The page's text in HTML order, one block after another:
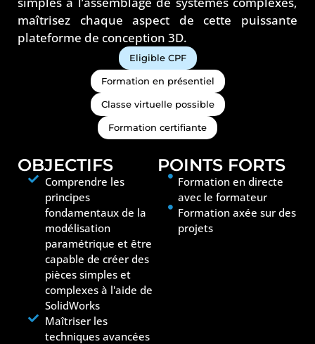
maîtrisez chaque aspect de cette puissante
plateforme de conception 3D.
Eligible CPF
Formation en présentiel
Classe virtuelle possible
Formation certifiante
OBJECTIFS
Comprendre les
principes
fondamentaux de la
modélisation
paramétrique et être
capable de créer des
pièces simples et
complexes à l'aide de
SolidWorks
Maîtriser les
techniques avancées
POINTS FORTS
Formation en directe
avec le formateur
Formation axée sur des
projets